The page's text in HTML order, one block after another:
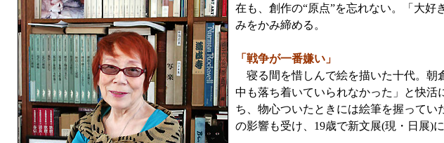
在も、創作の“原点”を忘れない。「大
みをかみ締める。
「戦争が一番嫌い」
寝る間を惜しんで絵を描いた十代。朝
中も落ち着いていられなかった」と快活
ち、物心ついたときには絵筆を握って
の影響も受け、19歳で新文展(現・日展)に